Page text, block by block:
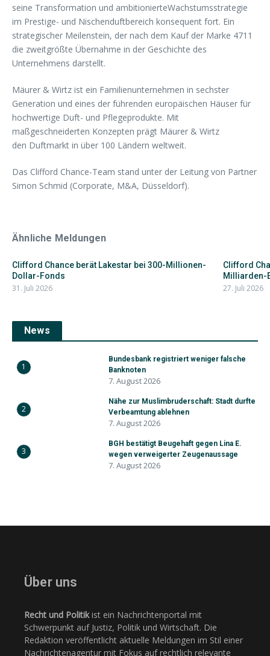
seine Transformation und ambitionierteWachstumsstrategie
im Prestige- und Nischenduftbereich konsequent fort. Ein
strategischer Meilenstein, der nach dem Kauf der Marke 4711
die zweitgrößte Übernahme in der Geschichte des
Unternehmens darstellt.
Mäurer & Wirtz ist ein Familienunternehmen in sechster
Generation und eines der führenden europäischen Häuser für
hochwertige Duft- und Pflegeprodukte. Mit
maßgeschneiderten Konzepten prägt Mäurer & Wirtz
den Duftmarkt in über 100 Ländern weltweit.
Das Clifford Chance-Team stand unter der Leitung von Partner
Simon Schmid (Corporate, M&A, Düsseldorf).
Ähnliche Meldungen
Clifford Chance berät Lakestar bei 300-Millionen-
Dollar-Fonds
31. Juli 2026
Clifford
Milliarden-
27. Juli 2026
News
1
Bundesbank registriert weniger falsche
Banknoten
7. August 2026
2
Nähe zur Muslimbruderschaft: Stadt durfte
Verbeamtung ablehnen
7. August 2026
3
BGH bestätigt Beugehaft gegen Lina E.
wegen verweigerter Zeugenaussage
7. August 2026
Über uns
Recht und Politikist ein Nachrichtenportal mit
Schwerpunkt auf Justiz, Politik und Wirtschaft. Die
Redaktion veröffentlicht aktuelle Meldungen im Stil einer
Nachrichtenagentur mit Fokus auf rechtlich relevante